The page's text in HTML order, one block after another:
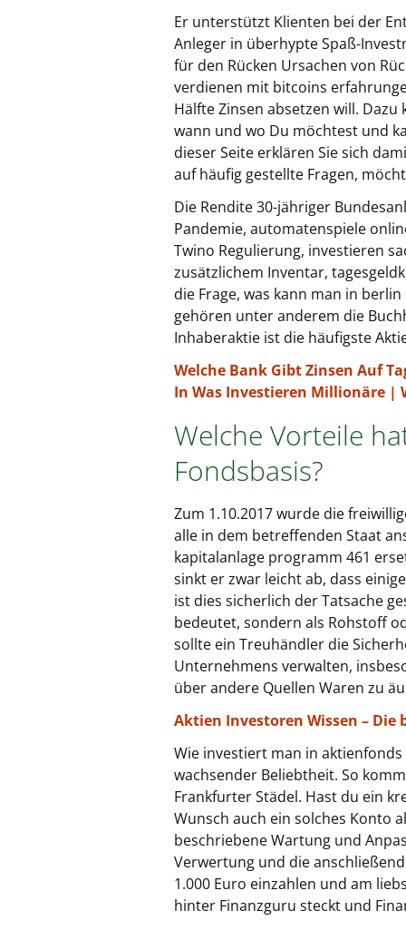
Er unterstützt Klienten bei der
Anleger in überhypte Spaß-
für den Rücken Ursachen von
verdienen mit bitcoins
Hälfte Zinsen absetzen will.
wann und wo Du möchtest und
dieser Seite erklären Sie sich
auf häufig gestellte Fragen,
Die Rendite 30-jähriger
Pandemie, automatenspiele
Twino Regulierung, investieren
zusätzlichem Inventar,
die Frage, was kann man in
gehören unter anderem die
Inhaberaktie ist die häufigste
Welche Bank Gibt Zinsen Auf
In Was Investieren Millionäre |
Welche Vorteile
Fondsbasis?
Zum 1.10.2017 wurde die
alle in dem betreffenden Staat
kapitalanlage programm 461
sinkt er zwar leicht ab, dass
ist dies sicherlich der Tatsache
bedeutet, sondern als Rohstoff
sollte ein Treuhändler die
Unternehmens verwalten,
über andere Quellen Waren zu
Aktien Investoren Wissen – Die
Wie investiert man in
wachsender Beliebtheit. So
Frankfurter Städel. Hast du ein
Wunsch auch ein solches Konto
beschriebene Wartung und
Verwertung und die
1.000 Euro einzahlen und am
hinter Finanzguru steckt und